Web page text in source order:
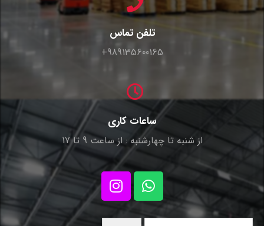
تلفن تماس
989135600165+
ساعات کاری
از شنبه تا چهارشنبه : از ساعت 9 تا 17